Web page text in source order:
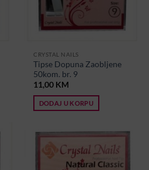
CRYSTAL NAILS
Tipse Dopuna Zaobljene
50kom. br. 9
11,00 KM
DODAJ U KORPU